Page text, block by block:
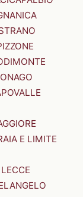
E LIMITE